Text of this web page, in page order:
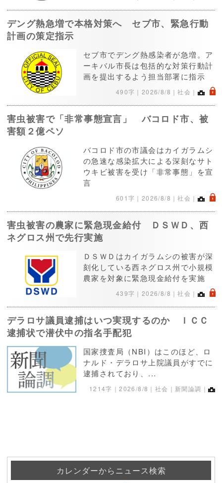
デング熱急増で本格対策へ セブ市、緊急行動
計画の策定指示
セブ市でデング熱感染者が急増。ア
ーキバル市長は包括的な対策行動計
画を提出するよう担当部署に指示
490字｜ 2026/8/8 ｜社会｜ .
害虫被害で「非常事態宣言」 バコロド市、被
害額２億ペソ
バコロド市の市議会はカイガラムシ
の急速な感染拡大による深刻なサト
ウキビ被害を受け「非常事態」を宣
言
601字｜ 2026/8/8 ｜社会｜ .
害虫被害の農家に緊急現金給付 ＤＳＷＤ、西
ネグロス州で先行実施
ＤＳＷＤはカイガラムシの被害が深
刻化している西ネグロス州で小規模
農家を対象に緊急現金給付を実施
439字｜ 2026/8/8 ｜社会｜ .
デラロサ議員逮捕はいつ実現するのか ＩＣＣ
逮捕状で潜伏中の指名手配犯
国家捜査局（NBI）はこのほど、ロ
ナルド・デラロサ上院議員がすでに
逮捕されており、...
1214字｜2026/8/8 ｜社会｜新聞論調｜
カレンダーからニュース検索